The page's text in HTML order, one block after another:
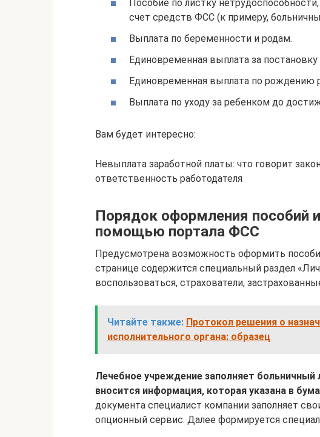
Пособие по листку
счет средств ФСС (к примеру,
Выплата по беременности и родам.
Единовременная выплата за
Единовременная выплата по рождению
Выплата по уходу за ребенком до
Вам будет интересно:
Невыплата заработной платы: что говорит
ответственность работодателя
Порядок оформления пособий
помощью портала ФСС
Предусмотрена возможность оформить
странице содержится специальный раздел
воспользоваться, страхователи,
Читайте также: Протокол решения о
исполнительного органа: образец
Лечебное учреждение заполняет
вносится информация, которая указана в
документа специалист компании заполняет
опционный сервис. Далее формируется